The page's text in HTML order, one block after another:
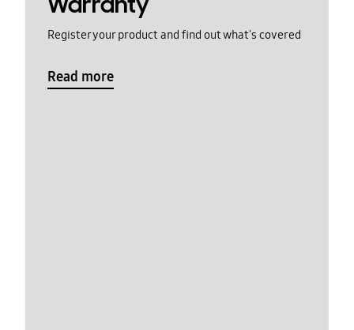
Register your product and find out what's covered
Read more